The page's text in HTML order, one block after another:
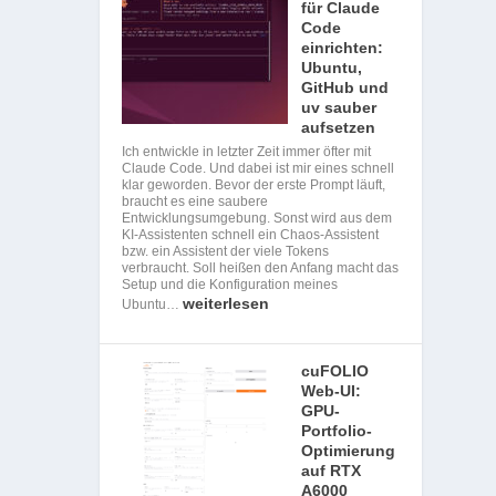
für Claude
Code
einrichten:
Ubuntu,
GitHub und
uv sauber
aufsetzen
Ich entwickle in letzter Zeit immer öfter mit
Claude Code. Und dabei ist mir eines schnell
klar geworden. Bevor der erste Prompt läuft,
braucht es eine saubere
Entwicklungsumgebung. Sonst wird aus dem
KI-Assistenten schnell ein Chaos-Assistent
bzw. ein Assistent der viele Tokens
verbraucht. Soll heißen den Anfang macht das
Setup und die Konfiguration meines
Ubuntu…weiterlesen
cuFOLIO
Web-UI:
GPU-
Portfolio-
Optimierung
auf RTX
A6000